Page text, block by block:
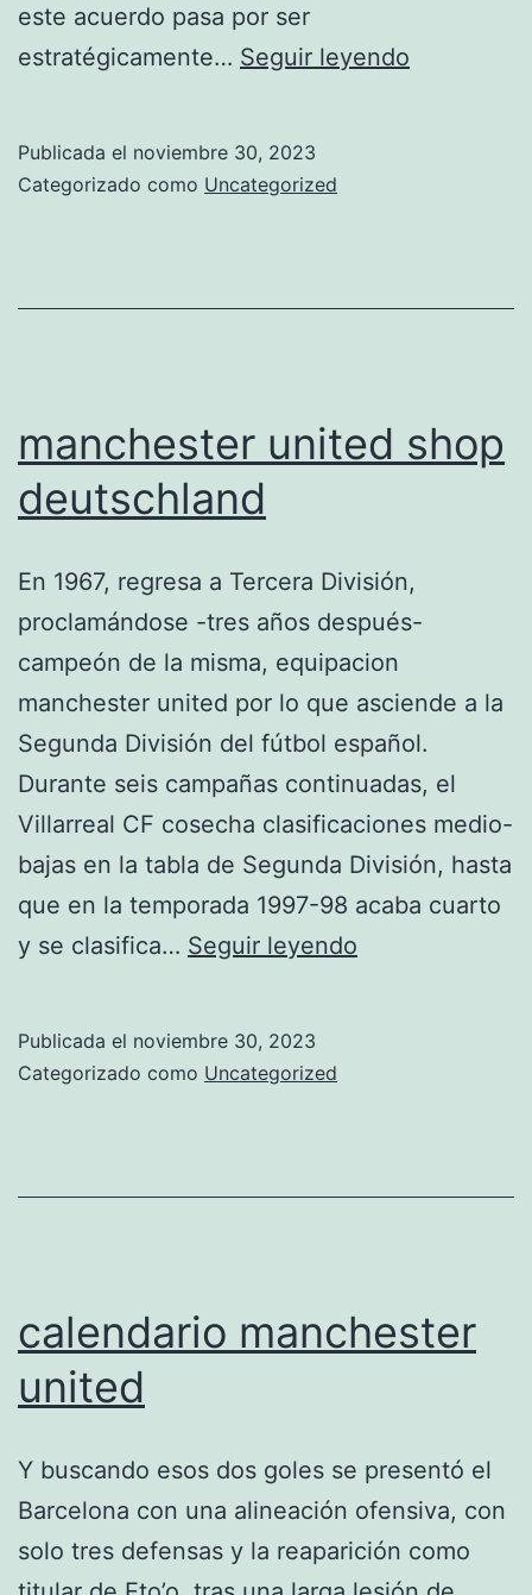
este acuerdo pasa por ser
estratégicamente… Seguir leyendo
Publicada el noviembre 30, 2023
Categorizado como Uncategorized
manchester united shop
deutschland
En 1967, regresa a Tercera División,
proclamándose -tres años después-
campeón de la misma, equipacion
manchester united por lo que asciende a la
Segunda División del fútbol español.
Durante seis campañas continuadas, el
Villarreal CF cosecha clasificaciones medio-
bajas en la tabla de Segunda División, hasta
que en la temporada 1997-98 acaba cuarto
y se clasifica… Seguir leyendo
Publicada el noviembre 30, 2023
Categorizado como Uncategorized
calendario manchester
united
Y buscando esos dos goles se presentó el
Barcelona con una alineación ofensiva, con
solo tres defensas y la reaparición como